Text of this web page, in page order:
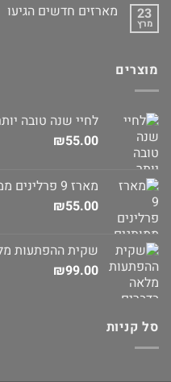
23
מרץ
מארזים חדשים הגיעו
מוצרים
לחיי שנה טובה
₪55.00
מארז 9 פרלינים ממותגים לחג
₪55.00
שקית ההפתעות
₪99.00
סל קניות